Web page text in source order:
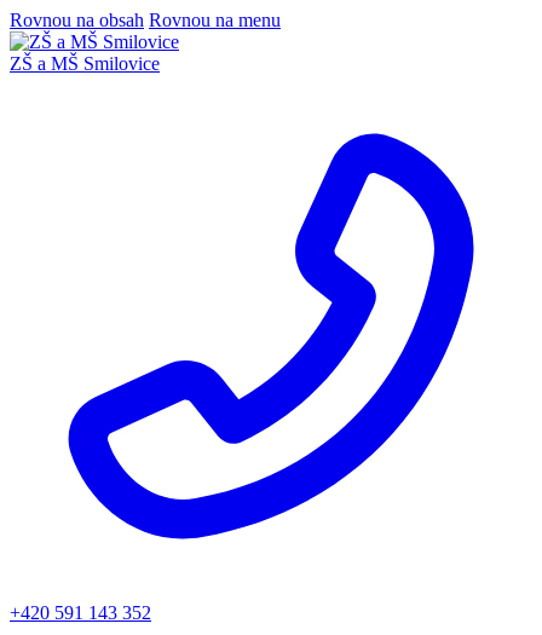
Rovnou na obsah Rovnou na menu
ZŠ a MŠ Smilovice
+420 591 143 352